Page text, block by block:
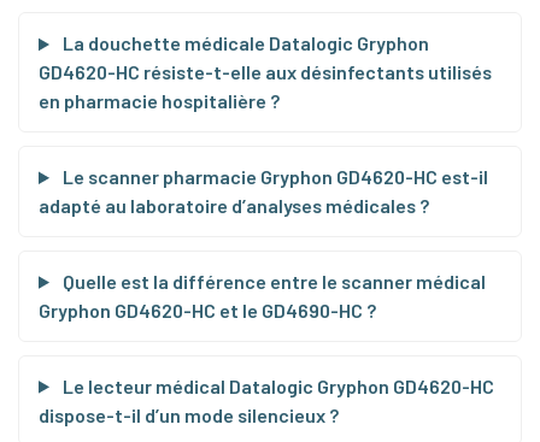
La douchette médicale Datalogic Gryphon
GD4620-HC résiste-t-elle aux désinfectants utilisés
en pharmacie hospitalière ?
Le scanner pharmacie Gryphon GD4620-HC est-il
adapté au laboratoire d’analyses médicales ?
Quelle est la différence entre le scanner médical
Gryphon GD4620-HC et le GD4690-HC ?
Le lecteur médical Datalogic Gryphon GD4620-HC
dispose-t-il d’un mode silencieux ?